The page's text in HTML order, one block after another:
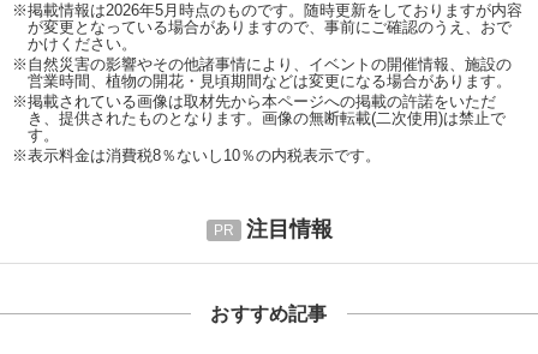
※掲載情報は2026年5月時点のものです。随時更新をしておりますが内容
が変更となっている場合がありますので、事前にご確認のうえ、おで
かけください。
※自然災害の影響やその他諸事情により、イベントの開催情報、施設の
営業時間、植物の開花・見頃期間などは変更になる場合があります。
※掲載されている画像は取材先から本ページへの掲載の許諾をいただ
き、提供されたものとなります。画像の無断転載(二次使用)は禁止で
す。
※表示料金は消費税8％ないし10％の内税表示です。
注目情報
おすすめ記事